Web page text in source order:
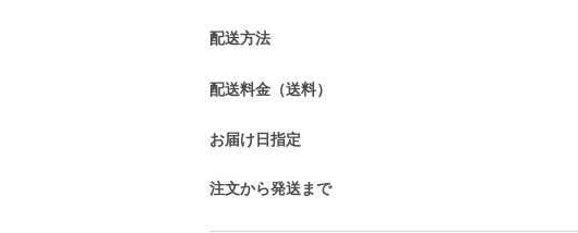
配送方法
配送料金（送料）
お届け日指定
注文から発送まで